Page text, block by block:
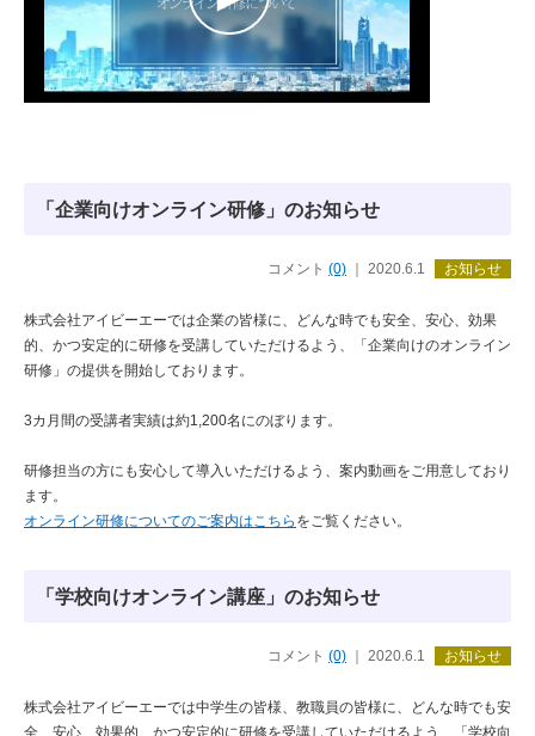
「企業向けオンライン研修」のお知らせ
コメント (0) ｜ 2020.6.1 お知らせ
株式会社アイビーエーでは企業の皆様に、どんな時でも安全、安心、効果
的、かつ安定的に研修を受講していただけるよう、「企業向けのオンライン
研修」の提供を開始しております。
3カ月間の受講者実績は約1,200名にのぼります。
研修担当の方にも安心して導入いただけるよう、案内動画をご用意しており
ます。
オンライン研修についてのご案内はこちら をご覧ください。
「学校向けオンライン講座」のお知らせ
コメント (0) ｜ 2020.6.1 お知らせ
株式会社アイビーエーでは中学生の皆様、教職員の皆様に、どんな時でも安
全、安心、効果的、かつ安定的に研修を受講していただけるよう、「学校向